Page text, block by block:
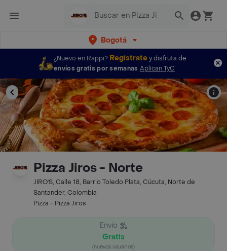
Bogotá
¿Nuevo en Rappi? Regístratey disfruta de
envíos gratis por semanas Aplican TyC
Pizza Jiros - Norte
JIRO'S, Calle 18, Barrio Toledo Plata, Cúcuta, Norte de
Santander, Colombia
Pizza - Pizza Jiros
Envío
Gratis
(nuevos usuarios)